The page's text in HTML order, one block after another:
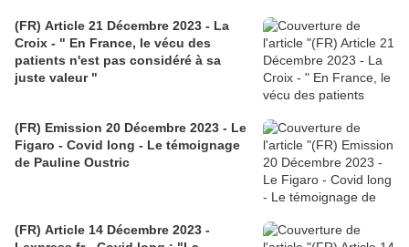
(FR) Article 21 Décembre 2023 - La
Croix - " En France, le vécu des
patients n'est pas considéré à sa
juste valeur "
(FR) Emission 20 Décembre 2023 - Le
Figaro - Covid long - Le témoignage
de Pauline Oustric
(FR) Article 14 Décembre 2023 -